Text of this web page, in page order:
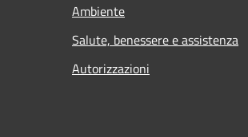
Ambiente
Salute, benessere e assistenza
Autorizzazioni